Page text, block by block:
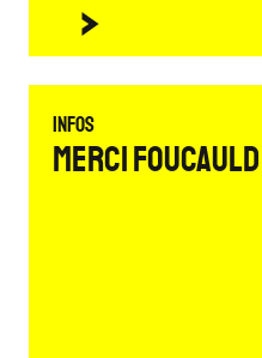
Infos
Merci Foucauld